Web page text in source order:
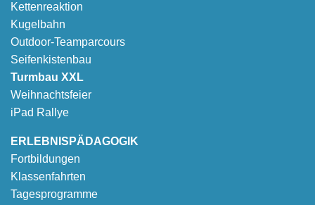
Kettenreaktion
Kugelbahn
Outdoor-Teamparcours
Seifenkistenbau
Turmbau XXL
Weihnachtsfeier
iPad Rallye
ERLEBNISPÄDAGOGIK
Fortbildungen
Klassenfahrten
Tagesprogramme